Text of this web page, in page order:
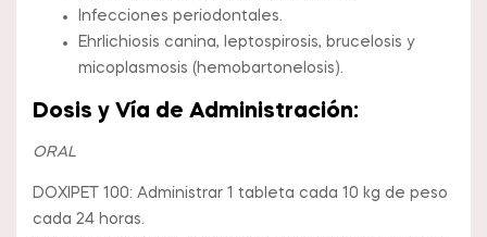
Infecciones periodontales.
Ehrlichiosis canina, leptospirosis, brucelosis y
micoplasmosis (hemobartonelosis).
Dosis y Vía de Administración:
ORAL
DOXIPET 100: Administrar 1 tableta cada 10 kg de peso
cada 24 horas.